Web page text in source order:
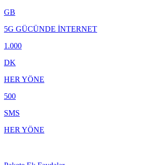
GB
5G GÜCÜNDE İNTERNET
1.000
DK
HER YÖNE
500
SMS
HER YÖNE